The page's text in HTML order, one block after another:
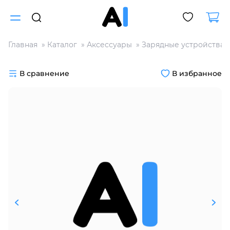
Главная Каталог Аксессуары Зарядные устройства
В сравнение В избранное
Разбейте
25